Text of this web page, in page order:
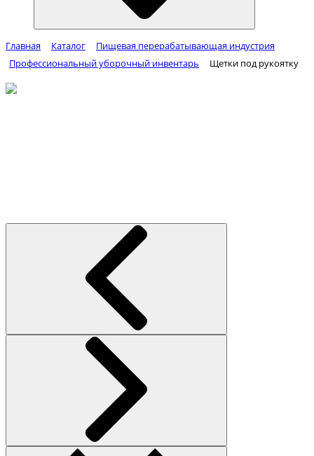
Главная Каталог
Пищевая перерабатывающая индустрия
Профессиональный уборочный инвентарь
Щетки под рукоятку